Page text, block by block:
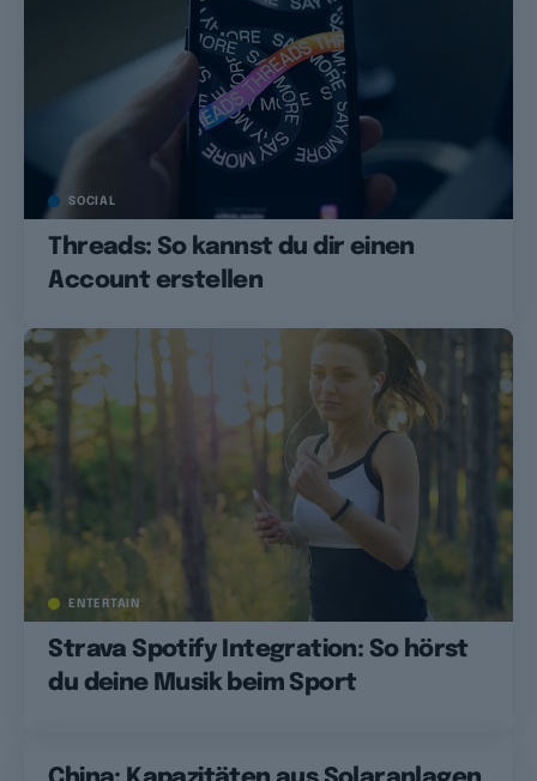
SOCIAL
Threads: So kannst du dir einen
Account erstellen
ENTERTAIN
Strava Spotify Integration: So hörst
du deine Musik beim Sport